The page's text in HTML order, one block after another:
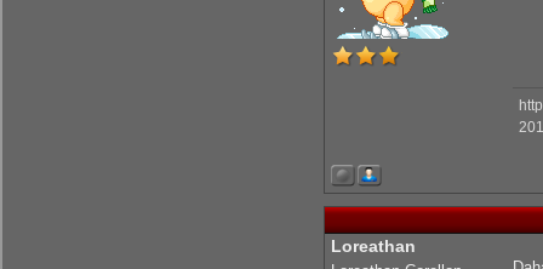
Loreathan